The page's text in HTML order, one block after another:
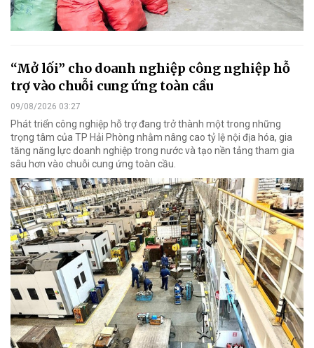
“Mở lối” cho doanh nghiệp công nghiệp hỗ
trợ vào chuỗi cung ứng toàn cầu
09/08/2026 03:27
Phát triển công nghiệp hỗ trợ đang trở thành một trong những
trọng tâm của TP Hải Phòng nhằm nâng cao tỷ lệ nội địa hóa, gia
tăng năng lực doanh nghiệp trong nước và tạo nền tảng tham gia
sâu hơn vào chuỗi cung ứng toàn cầu.